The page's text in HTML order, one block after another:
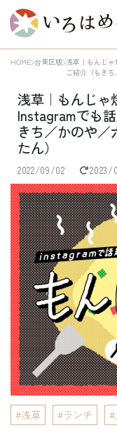
HOME 台東区版 浅草｜もんじ
ご紹介（もき
浅草｜もんじゃ
Instagramでも
きち／かのや／
たん）
2022/09/02 2023/
浅草 ランチ